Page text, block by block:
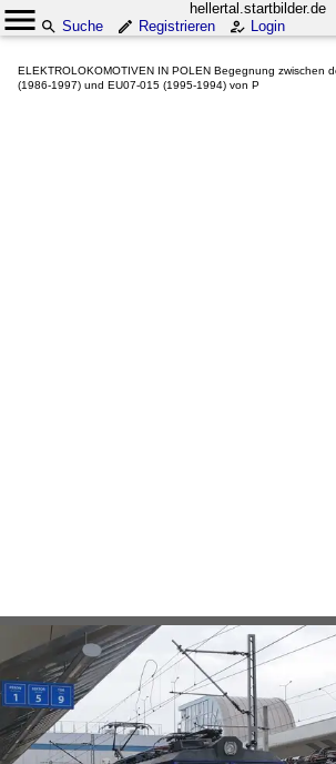
hellertal.startbilder.de
Suche
Registrieren Login
ELEKTROLOKOMOTIVEN IN POLEN Begegnung zwischen
(1986-1997) und EU07-015 (1995-1994) von P